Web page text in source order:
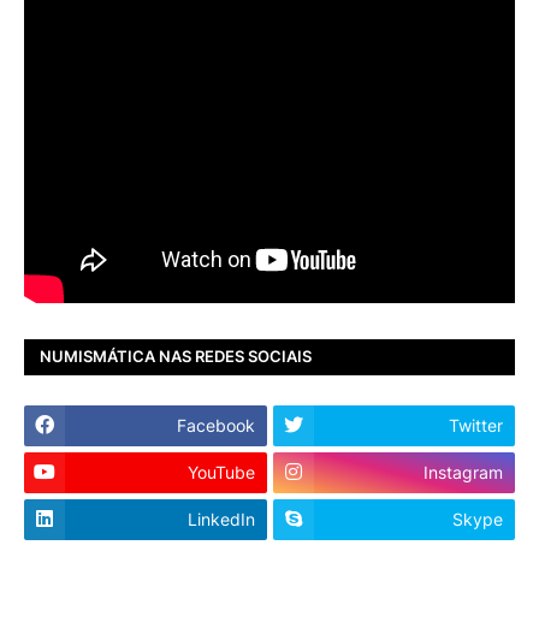
NUMISMÁTICA NAS REDES SOCIAIS
Facebook Twitter
YouTube Instagram
LinkedIn Skype